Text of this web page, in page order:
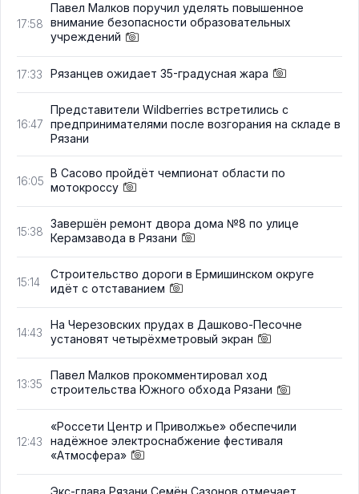
17:58
Павел Малков поручил уделять повышенное
внимание безопасности образовательных
учреждений
17:33 Рязанцев ожидает 35-градусная жара
16:47
Представители Wildberries встретились с
предпринимателями после возгорания на складе в
Рязани
16:05
В Сасово пройдёт чемпионат области по
мотокроссу
15:38
Завершён ремонт двора дома №8 по улице
Керамзавода в Рязани
15:14
Строительство дороги в Ермишинском округе
идёт с отставанием
14:43
На Черезовских прудах в Дашково-Песочне
установят четырёхметровый экран
13:35
Павел Малков прокомментировал ход
строительства Южного обхода Рязани
12:43
«Россети Центр и Приволжье» обеспечили
надёжное электроснабжение фестиваля
«Атмосфера»
Экс-глава Рязани Семён Сазонов отмечает